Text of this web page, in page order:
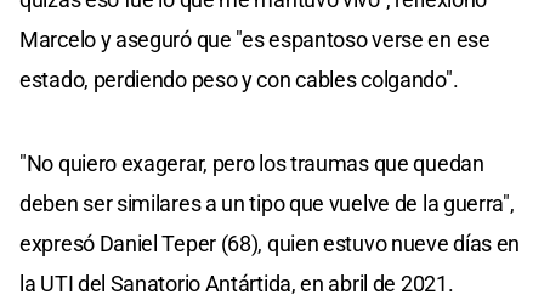
Marcelo y aseguró que "es espantoso verse en ese
estado, perdiendo peso y con cables colgando".
"No quiero exagerar, pero los traumas que quedan
deben ser similares a un tipo que vuelve de la guerra",
expresó Daniel Teper (68), quien estuvo nueve días en
la UTI del Sanatorio Antártida, en abril de 2021.